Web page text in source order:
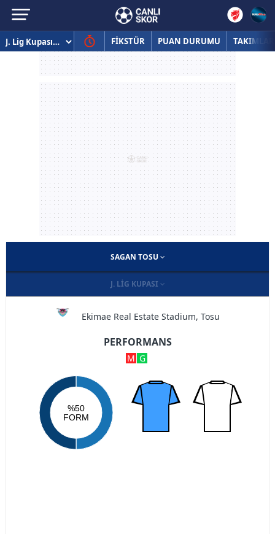
FİKSTÜR PUAN DURUMU TAKIMLAR
SAGAN TOSU
J. LIG KUPASI
Ekimae Real Estate Stadium, Tosu
PERFORMANS
M G
%50
FORM